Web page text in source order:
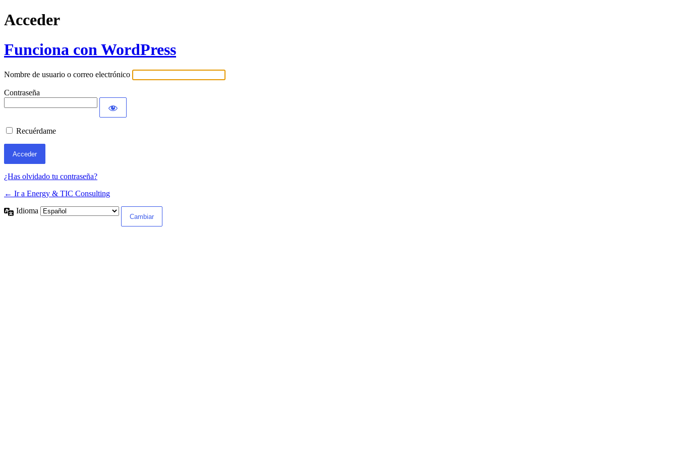
Acceder
Funciona con WordPress
Nombre de usuario o correo electrónico
Contraseña
Recuérdame
¿Has olvidado tu contraseña?
← Ir a Energy & TIC Consulting
Idioma